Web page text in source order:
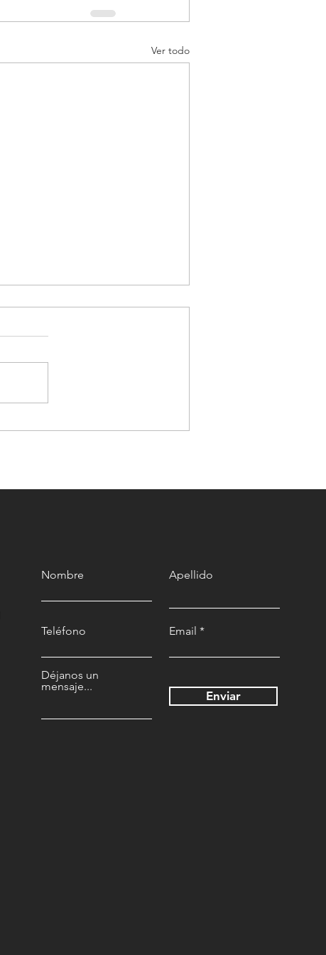
Ver todo
El descanso en Dios trae
Nombre Apellido
Teléfono Email
Déjanos un
mensaje...
Enviar